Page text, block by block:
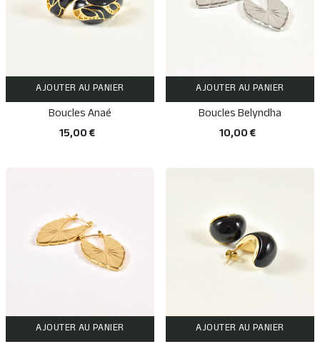
AJOUTER AU PANIER
Boucles Anaé
15,00 €
AJOUTER AU PANIER
Boucles Belyndha
10,00 €
AJOUTER AU PANIER AJOUTER AU PANIER